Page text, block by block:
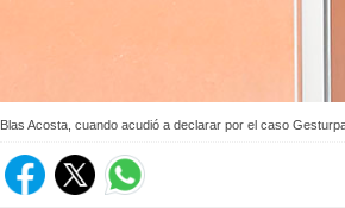
Blas Acosta, cuando acudió a declarar por el caso